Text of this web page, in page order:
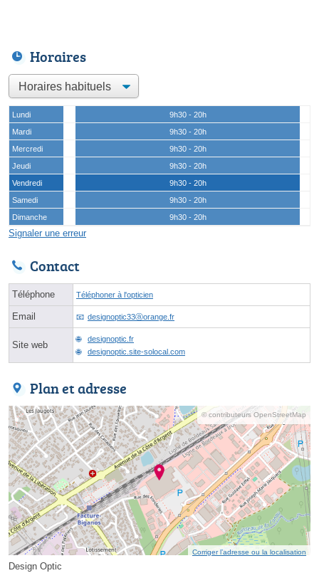
Horaires
Lundi
9h30 - 20h
Mardi
9h30 - 20h
Mercredi
9h30 - 20h
Jeudi
9h30 - 20h
Vendredi
9h30 - 20h
Samedi
9h30 - 20h
Dimanche
9h30 - 20h
Signaler une erreur
Contact
Téléphone Téléphoner à l'opticien
Email designoptic33ⓐorange.fr
Site web
designoptic.fr
designoptic.site-solocal.com
Plan et adresse
© contributeurs OpenStreetMap
Corriger l’adresse ou la localisation
Design Optic